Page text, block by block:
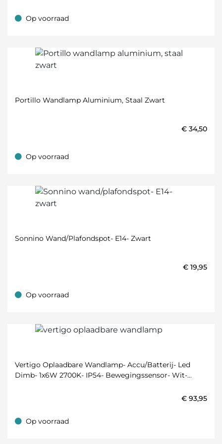
Op voorraad
Op voorraad
Portillo Wandlamp Aluminium, Staal Zwart
€ 34,50
Op voorraad
Op voorraad
Sonnino Wand/plafondspot- E14- Zwart
€ 19,95
Op voorraad
Op voorraad
Vertigo Oplaadbare Wandlamp- Accu/batterij- Led
Dimb- 1x6W 2700K- IP54- Bewegingssensor- Wit-
€ 93,95
Op voorraad
Op voorraad